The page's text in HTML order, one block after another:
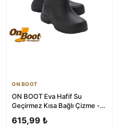
ON BOOT
ON BOOT Eva Hafif Su
Geçirmez Kısa Bağlı Çizme -
615,99 ₺